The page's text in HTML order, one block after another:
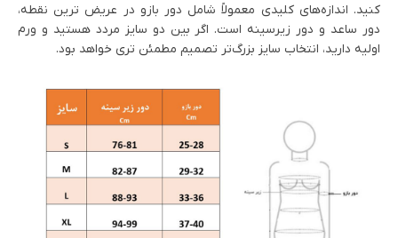
کنید. اندازه‌های کلیدی معمولاً شامل دور بازو در عریض ترین نقطه،
دور ساعد و دور زیرسینه است. اگر بین دو سایز مردد هستید و ورم
اولیه دارید، انتخاب سایز بزرگ‌تر تصمیم مطمئن تری خواهد بود.